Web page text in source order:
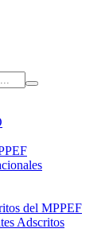
del MPPEF
Adscritos